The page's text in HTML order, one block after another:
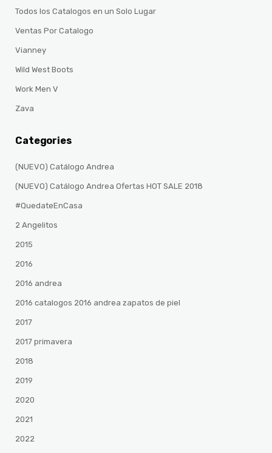
Todos los Catalogos en un Solo Lugar
Ventas Por Catalogo
Vianney
Wild West Boots
Work Men V
Zava
Categories
(NUEVO) Catálogo Andrea
(NUEVO) Catálogo Andrea Ofertas HOT SALE 2018
#QuedateEnCasa
2 Angelitos
2015
2016
2016 andrea
2016 catalogos 2016 andrea zapatos de piel
2017
2017 primavera
2018
2019
2020
2021
2022